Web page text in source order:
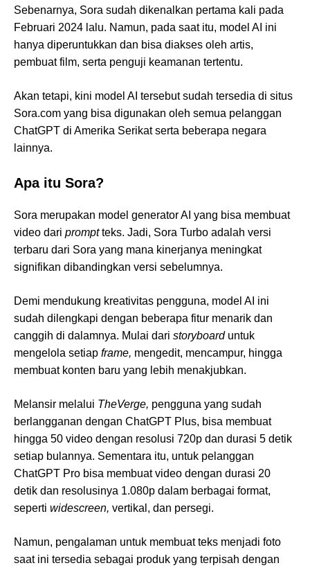
Sebenarnya, Sora sudah dikenalkan pertama kali pada
Februari 2024 lalu. Namun, pada saat itu, model AI ini
hanya diperuntukkan dan bisa diakses oleh artis,
pembuat film, serta penguji keamanan tertentu.
Akan tetapi, kini model AI tersebut sudah tersedia di situs
Sora.com yang bisa digunakan oleh semua pelanggan
ChatGPT di Amerika Serikat serta beberapa negara
lainnya.
Apa itu Sora?
Sora merupakan model generator AI yang bisa membuat
video dari promptteks. Jadi, Sora Turbo adalah versi
terbaru dari Sora yang mana kinerjanya meningkat
signifikan dibandingkan versi sebelumnya.
Demi mendukung kreativitas pengguna, model AI ini
sudah dilengkapi dengan beberapa fitur menarik dan
canggih di dalamnya. Mulai dari storyboard untuk
mengelola setiap frame, mengedit, mencampur, hingga
membuat konten baru yang lebih menakjubkan.
Melansir melalui TheVerge, pengguna yang sudah
berlangganan dengan ChatGPT Plus, bisa membuat
hingga 50 video dengan resolusi 720p dan durasi 5 detik
setiap bulannya. Sementara itu, untuk pelanggan
ChatGPT Pro bisa membuat video dengan durasi 20
detik dan resolusinya 1.080p dalam berbagai format,
seperti widescreen, vertikal, dan persegi.
Namun, pengalaman untuk membuat teks menjadi foto
saat ini tersedia sebagai produk yang terpisah dengan